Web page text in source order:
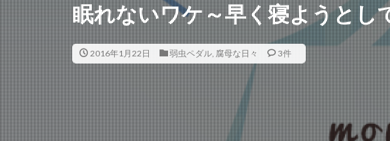
眠れないワケ～早く寝ようとし
2016年1月22日 弱虫ペダル, 腐母な日々 3件